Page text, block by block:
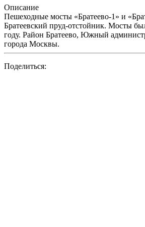
Описание
Пешеходные мосты «Братеево-1» и
Братеевский пруд-отстойник. Мосты
году. Район Братеево, Южный
города Москвы.
Поделиться: